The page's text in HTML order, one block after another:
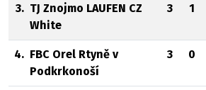
3. TJ Znojmo LAUFEN CZ
White
3 1
4. FBC Orel Rtyně v
Podkrkonoší
3 0